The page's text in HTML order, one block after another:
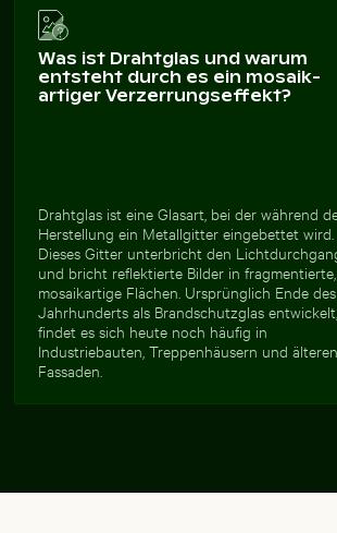
Was ist Drahtglas und warum
entsteht durch es ein mosaik­
artiger Verzerrungseffekt?
Drahtglas ist eine Glasart, bei der während
Herstellung ein Metallgitter eingebettet wird.
Dieses Gitter unterbricht den
und bricht reflektierte Bilder in fragmentierte,
mosaikartige Flächen. Ursprünglich Ende des
Jahrhunderts als Brandschutzglas entwickelt,
findet es sich heute noch häufig in
Industriebauten, Treppenhäusern und älteren
Fassaden.